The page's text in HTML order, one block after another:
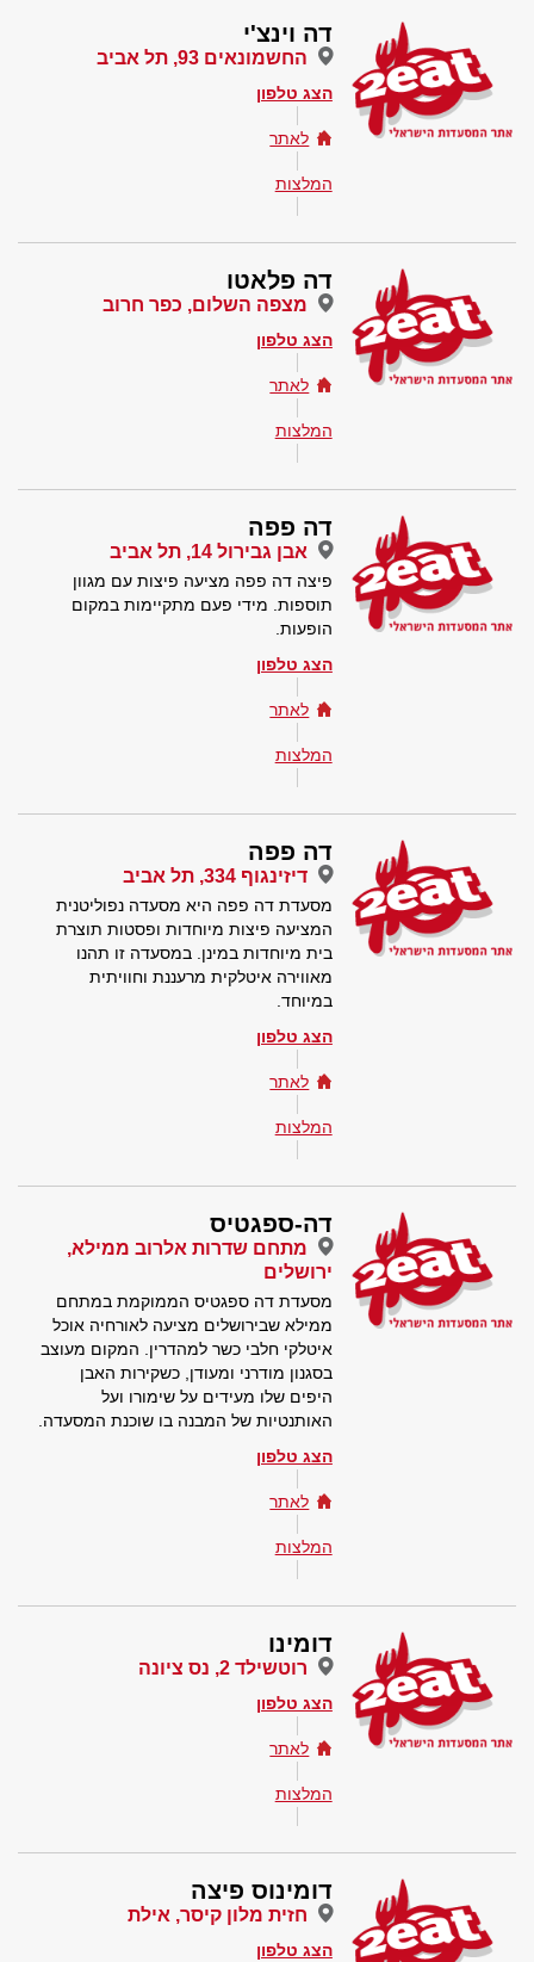
דה וינצ'י
החשמונאים 93, תל אביב
הצג טלפון
לאתר
המלצות
דה פלאטו
מצפה השלום, כפר חרוב
הצג טלפון
לאתר
המלצות
דה פפה
אבן גבירול 14, תל אביב
פיצה דה פפה מציעה פיצות עם מגוון
תוספות. מידי פעם מתקיימות במקום
הופעות.
הצג טלפון
לאתר
המלצות
דה פפה
דיזינגוף 334, תל אביב
מסעדת דה פפה היא מסעדה נפוליטנית
המציעה פיצות מיוחדות ופסטות תוצרת
בית מיוחדות במינן. במסעדה זו תהנו
מאווירה איטלקית מרעננת וחוויתית
במיוחד.
הצג טלפון
לאתר
המלצות
דה-ספגטיס
מתחם שדרות אלרוב ממילא,
ירושלים
מסעדת דה ספגטיס הממוקמת במתחם
ממילא שבירושלים מציעה לאורחיה אוכל
איטלקי חלבי כשר למהדרין. המקום מעוצב
בסגנון מודרני ומעודן, כשקירות האבן
היפים שלו מעידים על שימורו ועל
האותנטיות של המבנה בו שוכנת המסעדה.
הצג טלפון
לאתר
המלצות
דומינו
רוטשילד 2, נס ציונה
הצג טלפון
לאתר
המלצות
דומינוס פיצה
חזית מלון קיסר, אילת
הצג טלפון